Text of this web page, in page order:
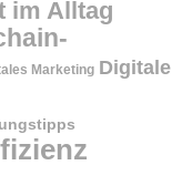
im Alltag
Marketing Digitale